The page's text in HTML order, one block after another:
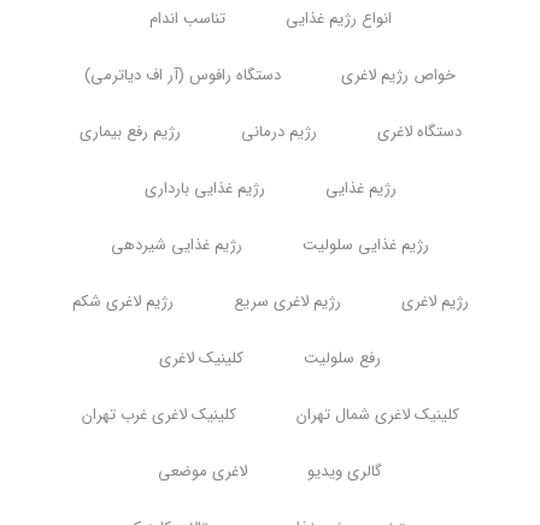
انواع رژیم غذایی تناسب اندام
خواص رژیم لاغری دستگاه رافوس (آر اف دیاترمی)
دستگاه لاغری رژیم درمانی رژیم رفع بیماری
رژیم غذایی رژیم غذایی بارداری
رژیم غذایی سلولیت رژیم غذایی شیردهی
رژیم لاغری رژیم لاغری سریع رژیم لاغری شکم
رفع سلولیت کلینیک لاغری
کلینیک لاغری شمال تهران کلینیک لاغری غرب تهران
گالری ویدیو لاغری موضعی